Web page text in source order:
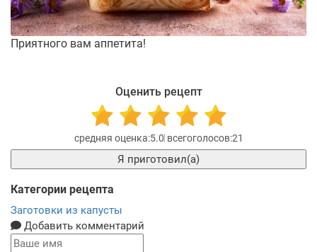
Приятного вам аппетита!
Оценить рецепт
5.0 21
Я приготовил(а)
Категории рецепта
Заготовки из капусты
Добавить комментарий